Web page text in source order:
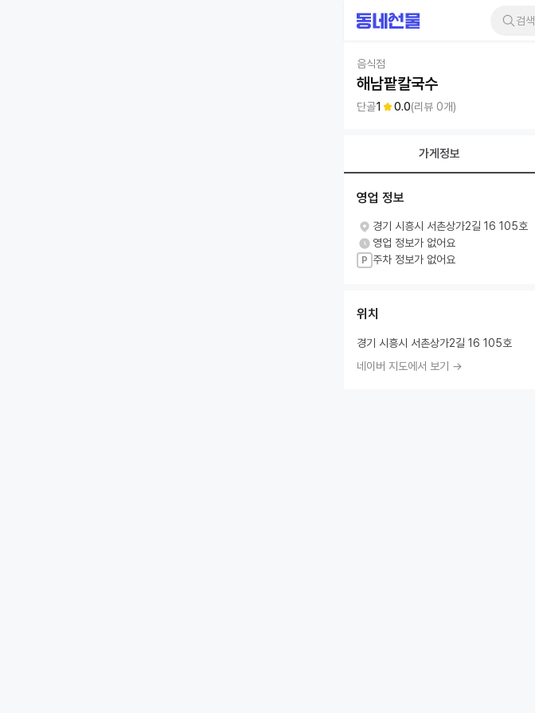
검색
음식점
해남팥칼국수
단골1 0.0(리뷰 0개)
가게정보
영업 정보
경기 시흥시 서촌상가2길 16 105호
영업 정보가 없어요
P 주차 정보가 없어요
위치
경기 시흥시 서촌상가2길 16 105호
네이버 지도에서 보기 →